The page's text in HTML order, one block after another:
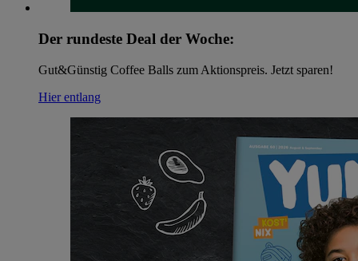
Der rundeste Deal der Woche:
Gut&Günstig Coffee Balls zum Aktionspreis. Jetzt sparen!
Hier entlang